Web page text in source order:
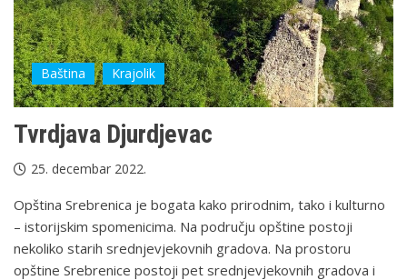
Baština Krajolik
Tvrdjava Djurdjevac
25. decembar 2022.
Opština Srebrenica je bogata kako prirodnim, tako i kulturno
– istorijskim spomenicima. Na području opštine postoji
nekoliko starih srednjevjekovnih gradova. Na prostoru
opštine Srebrenice postoji pet srednjevjekovnih gradova i